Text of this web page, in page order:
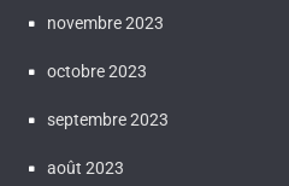
novembre 2023
octobre 2023
septembre 2023
août 2023